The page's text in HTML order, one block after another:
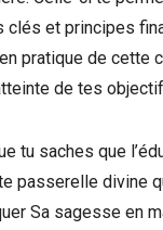
clés et principes
pratique de cette
de tes
tu saches que
passerelle divine
Sa sagesse en